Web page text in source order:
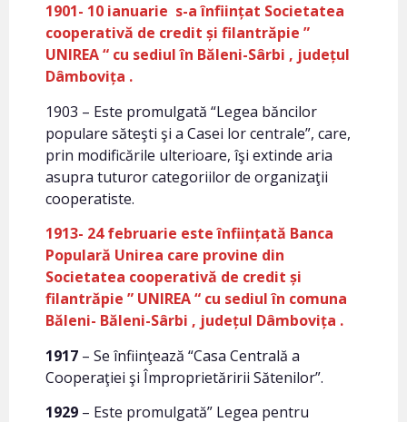
1901- 10 ianuarie s-a înființat Societatea
cooperativă de credit și filantrăpie ”
UNIREA “ cu sediul în Băleni-Sârbi , județul
Dâmbovița .
1903 – Este promulgată “Legea băncilor
populare săteşti şi a Casei lor centrale”, care,
prin modificările ulterioare, îşi extinde aria
asupra tuturor categoriilor de organizaţii
cooperatiste.
1913- 24 februarie esteînființată Banca
Populară Unirea care provine din
Societatea cooperativă de credit și
filantrăpie ” UNIREA “ cu sediul în comuna
Băleni- Băleni-Sârbi , județul Dâmbovița .
1917 – Se înfiinţează “Casa Centrală a
Cooperaţiei şi Împroprietăririi Sătenilor”.
1929 – Este promulgată” Legea pentru